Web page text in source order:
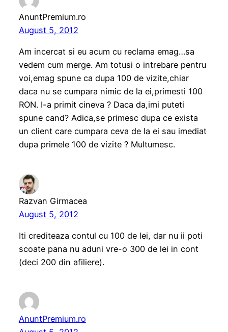
AnuntPremium.ro
August 5, 2012
Am incercat si eu acum cu reclama emag…sa
vedem cum merge. Am totusi o intrebare pentru
voi,emag spune ca dupa 100 de vizite,chiar
daca nu se cumpara nimic de la ei,primesti 100
RON. I-a primit cineva ? Daca da,imi puteti
spune cand? Adica,se primesc dupa ce exista
un client care cumpara ceva de la ei sau imediat
dupa primele 100 de vizite ? Multumesc.
Razvan Girmacea
August 5, 2012
Iti crediteaza contul cu 100 de lei, dar nu ii poti
scoate pana nu aduni vre-o 300 de lei in cont
(deci 200 din afiliere).
AnuntPremium.ro